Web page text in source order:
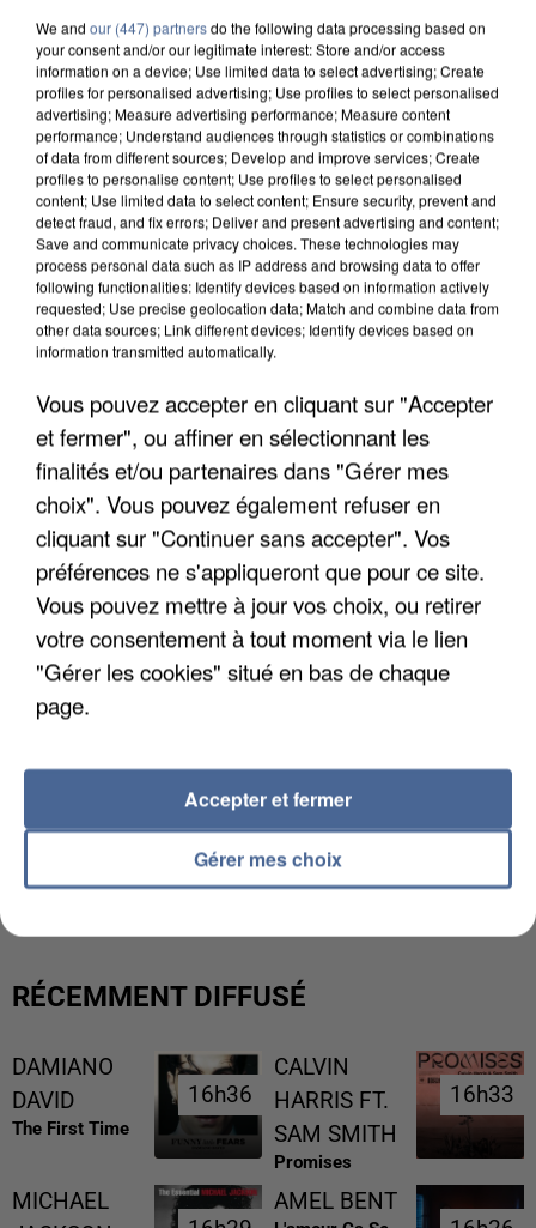
COULÉE DE BOUE EN HAUTE-SAVOIE
LES DONNÉES DE 300 000 CLIENTS DÉROBÉES À
INTERMARCHÉ APRÈS UNE...
RÉCEMMENT DIFFUSÉ
DAMIANO
DAVID
The First Time
16h36
16h36
CALVIN
HARRIS FT.
SAM SMITH
Promises
16h33
16h33
MICHAEL
AMEL BENT
We and our (447) partnersdo the following data processing based on
your consent and/or our legitimate interest: Store and/or access
information on a device; Use limited data to select advertising; Create
profiles for personalised advertising; Use profiles to select personalised
advertising; Measure advertising performance; Measure content
performance; Understand audiences through statistics or combinations
of data from different sources; Develop and improve services; Create
profiles to personalise content; Use profiles to select personalised
content; Use limited data to select content; Ensure security, prevent and
detect fraud, and fix errors; Deliver and present advertising and content;
Save and communicate privacy choices. These technologies may
process personal data such as IP address and browsing data to offer
following functionalities: Identify devices based on information actively
requested; Use precise geolocation data; Match and combine data from
other data sources; Link different devices; Identify devices based on
information transmitted automatically.
Vous pouvez accepter en cliquant sur "Accepter
et fermer", ou affiner en sélectionnant les
finalités et/ou partenaires dans "Gérer mes
choix". Vous pouvez également refuser en
cliquant sur "Continuer sans accepter". Vos
préférences ne s'appliqueront que pour ce site.
Vous pouvez mettre à jour vos choix, ou retirer
votre consentement à tout moment via le lien
"Gérer les cookies" situé en bas de chaque
page.
Gérer mes choix
Accepter et fermer